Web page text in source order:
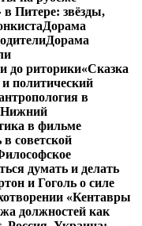
в Питере: звёзды,
Дорама
Дорама
до риторики«Сказка
политический
в
Нижний
в фильме
советской
думать и делать
и Гоголь о силе
«Кентавры
должностей как